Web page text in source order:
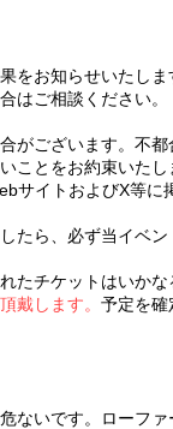
をお知らせいたしま
はご相談ください。
がございます。不
ことをお約束いたし
サイトおよびX等
たら、必ず当イベ
たチケットはいかな
戴します。 予定を確
ないです。ローフ